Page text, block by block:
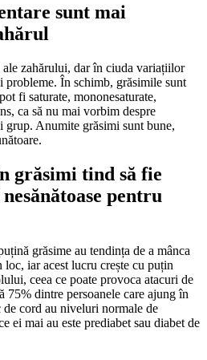
sunt mai
zahărului, dar în ciuda variațiilor
probleme. În schimb, grăsimile sunt
fi saturate, mononesaturate,
ca să nu mai vorbim despre
grup. Anumite grăsimi sunt bune,
grăsimi tind să fie
pentru
grăsime au tendința de a mânca
iar acest lucru crește cu puțin
ceea ce poate provoca atacuri de
75% dintre persoanele care ajung în
de cord au niveluri normale de
ei mai au este prediabet sau diabet de